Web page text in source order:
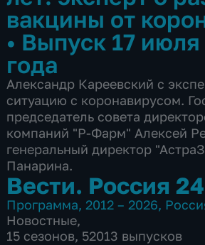
вакцины от
• Выпуск 17
года
Александр Кареевский с
ситуацию с коронавирусом.
председатель совета
компаний "Р-Фарм" Алексей
генеральный директор
Панарина.
Вести. Россия 24
Программа, 2012 – 2026,
Новостные,
15 сезонов, 52013 выпусков